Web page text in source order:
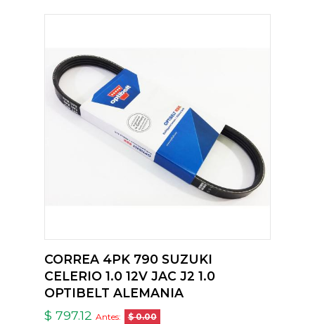
CORREA 4PK 790 SUZUKI
CELERIO 1.0 12V JAC J2 1.0
OPTIBELT ALEMANIA
$ 797.12 Antes: $ 0.00